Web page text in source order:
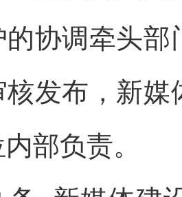
协调牵头
核发布，新
部负责。